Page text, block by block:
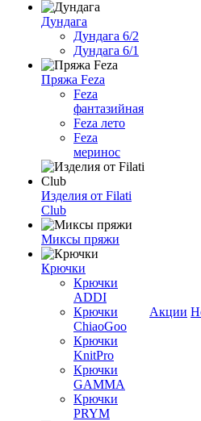
Дундага
Дундага 6/2
Дундага 6/1
Пряжа Feza
Feza
фантазийная
Feza лето
Feza
меринос
Изделия от Filati
Club
Миксы пряжи
Крючки
Крючки
ADDI
Крючки
ChiaoGoo
Крючки
KnitPro
Крючки
GAMMA
Крючки
PRYM
Акции